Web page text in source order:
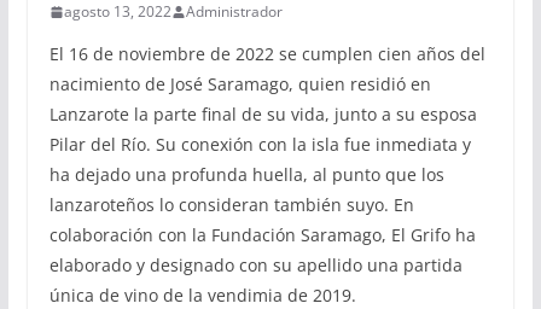
agosto 13, 2022 Administrador
El 16 de noviembre de 2022 se cumplen cien años del
nacimiento de José Saramago, quien residió en
Lanzarote la parte final de su vida, junto a su esposa
Pilar del Río. Su conexión con la isla fue inmediata y
ha dejado una profunda huella, al punto que los
lanzaroteños lo consideran también suyo. En
colaboración con la Fundación Saramago, El Grifo ha
elaborado y designado con su apellido una partida
única de vino de la vendimia de 2019.